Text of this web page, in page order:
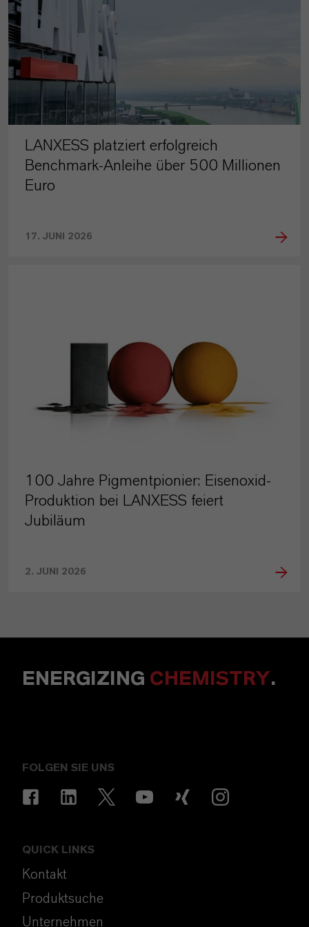
LANXESS platziert erfolgreich
Benchmark-Anleihe über 500 Millionen
Euro
17. JUNI 2026
100 Jahre Pigmentpionier: Eisenoxid-
Produktion bei LANXESS feiert
Jubiläum
2. JUNI 2026
ENERGIZING CHEMISTRY.
FOLGEN SIE UNS
QUICK LINKS
Kontakt
Produktsuche
Unternehmen